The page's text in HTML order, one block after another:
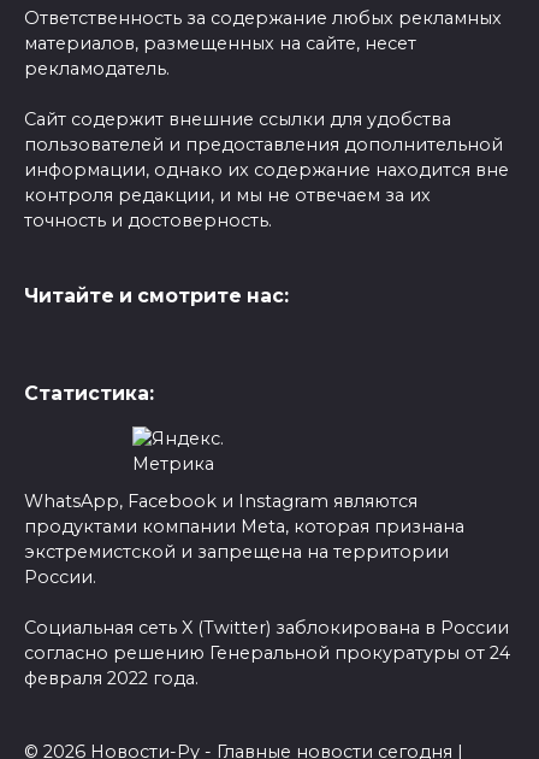
Ответственность за содержание любых рекламных
материалов, размещенных на сайте, несет
рекламодатель.
Сайт содержит внешние ссылки для удобства
пользователей и предоставления дополнительной
информации, однако их содержание находится вне
контроля редакции, и мы не отвечаем за их
точность и достоверность.
Читайте и смотрите нас:
Статистика:
WhatsApp, Facebook и Instagram являются
продуктами компании Meta, которая признана
экстремистской и запрещена на территории
России.
Социальная сеть X (Twitter) заблокирована в России
согласно решению Генеральной прокуратуры от 24
февраля 2022 года.
© 2026 Новости-Ру - Главные новости сегодня |